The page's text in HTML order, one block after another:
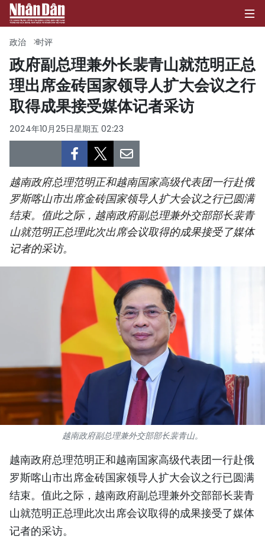
首页
政治
经济
社会
环保
文化
国际
旅游
友谊桥梁
史海
多功能媒体
图表新闻
图库
视频
人民报社简介
政治 时评
政府副总理兼外长裴青山就范明正总
理出席金砖国家领导人扩大会议之行
取得成果接受媒体记者采访
2024年10月25日星期五 02:23
越南政府总理范明正和越南国家高级代表团一行赴俄
罗斯喀山市出席金砖国家领导人扩大会议之行已圆满
结束。值此之际，越南政府副总理兼外交部部长裴青
山就范明正总理此次出席会议取得的成果接受了媒体
记者的采访。
越南政府副总理兼外交部部长裴青山。
越南政府总理范明正和越南国家高级代表团一行赴俄
罗斯喀山市出席金砖国家领导人扩大会议之行已圆满
结束。值此之际，越南政府副总理兼外交部部长裴青
山就范明正总理此次出席会议取得的成果接受了媒体
记者的采访。